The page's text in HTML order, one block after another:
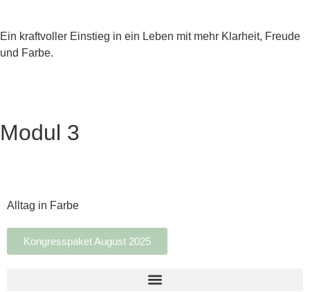
Ein kraftvoller Einstieg in ein Leben mit mehr Klarheit, Freude
und Farbe.
Modul 3
Alltag in Farbe
Kongresspaket August 2025